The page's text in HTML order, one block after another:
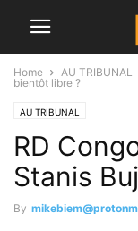
Home AU TRIBUNAL
bientôt libre ?
AU TRIBUNAL
RD
Stanis
By